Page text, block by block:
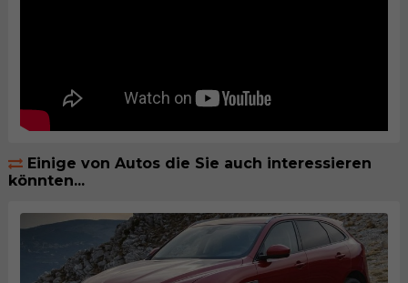
Einige von Autos die Sie auch interessieren
könnten...